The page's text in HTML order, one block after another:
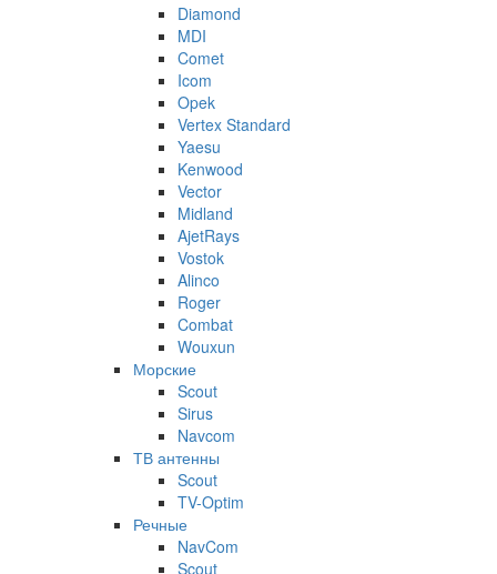
Diamond
MDI
Comet
Icom
Opek
Vertex Standard
Yaesu
Kenwood
Vector
Midland
AjetRays
Vostok
Alinco
Roger
Combat
Wouxun
Морские
Scout
Sirus
Navcom
ТВ антенны
Scout
TV-Optim
Речные
NavCom
Scout